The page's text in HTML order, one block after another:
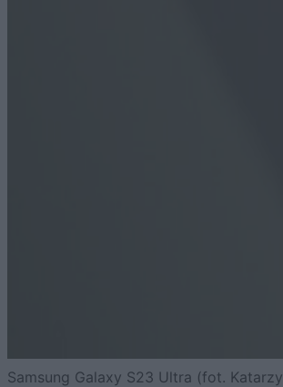
Samsung Galaxy S23 Ultra (fot.